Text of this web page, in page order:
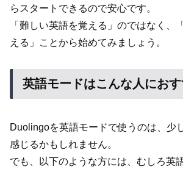
らスタートできるので安心です。
「難しい英語を覚える」のではなく、
える」ことから始めてみましょう。
英語モードはこんな人におす
Duolingoを英語モードで使うのは、少
感じるかもしれません。
でも、以下のような方には、むしろ英